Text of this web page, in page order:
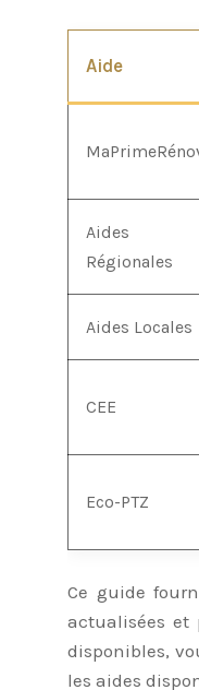
Aide
Aides
Régionales
Aides Locales
CEE
Eco-PTZ
Ce guide
actualisées et
disponibles,
les aides